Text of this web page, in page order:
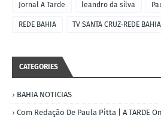
Jornal A Tarde leandro da silva
REDE BAHIA TV SANTA CRUZ-REDE BAHIA
CATEGORIES
BAHIA NOTICIAS
Com Redação De Paula Pitta | A TARDE